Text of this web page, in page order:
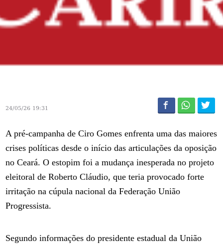
24/05/26 19:31
A pré-campanha de Ciro Gomes enfrenta uma das maiores
crises políticas desde o início das articulações da oposição
no Ceará. O estopim foi a mudança inesperada no projeto
eleitoral de Roberto Cláudio, que teria provocado forte
irritação na cúpula nacional da Federação União
Progressista.
Segundo informações do presidente estadual da União